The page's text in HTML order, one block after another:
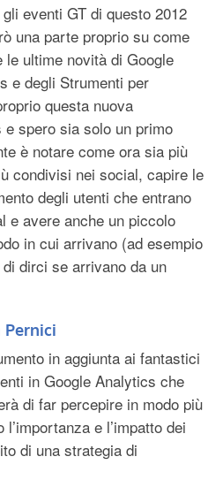
eventi GT di questo 2012
una parte proprio su come
le ultime novità di Google
e degli Strumenti per
questa nuova
spero sia solo un primo
è notare come ora sia più
condivisi nei social, capire le
degli utenti che entrano
e avere anche un piccolo
in cui arrivano (ad esempio
dirci se arrivano da un
Pernici
in aggiunta ai fantastici
in Google Analytics che
di far percepire in modo più
l’importanza e l’impatto dei
di una strategia di